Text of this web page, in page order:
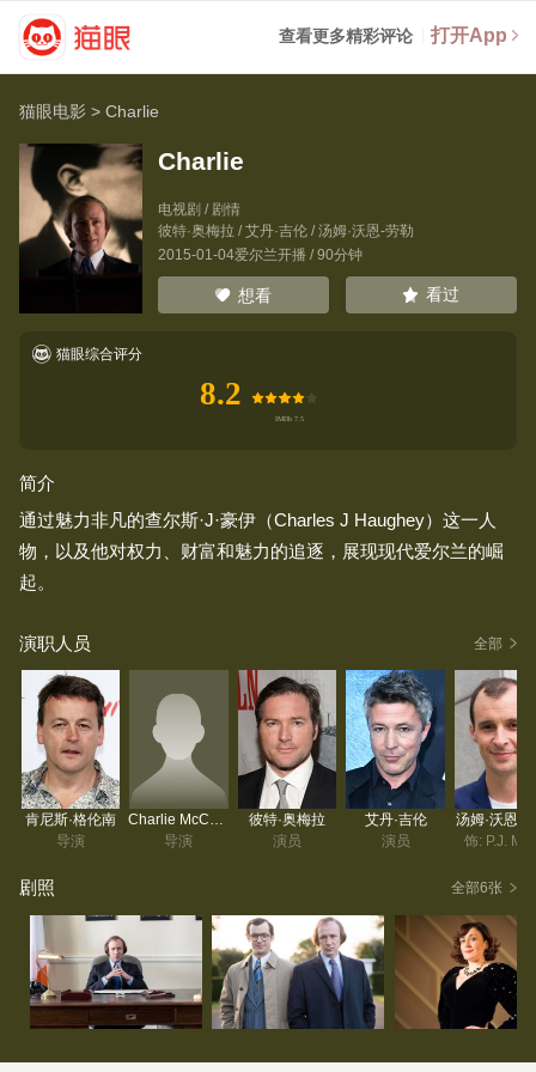
查看更多精彩评论 打开App
猫眼电影 >Charlie
Charlie
电视剧 / 剧情
彼特·奥梅拉 /艾丹·吉伦/汤姆·沃恩-劳勒
2015-01-04爱尔兰开播 / 90分钟
想看 看过
猫眼综合评分
8.2
简介
通过魅力非凡的查尔斯·J·豪伊（Charles J Haughey）这一人
物，以及他对权力、财富和魅力的追逐，展现现代爱尔兰的崛
起。
演职人员 全部
肯尼斯·格伦南
导演
导演
彼特·奥梅拉
演员
艾丹·吉伦
演员
汤姆·沃恩-
饰: P.J.
剧照 全部6张